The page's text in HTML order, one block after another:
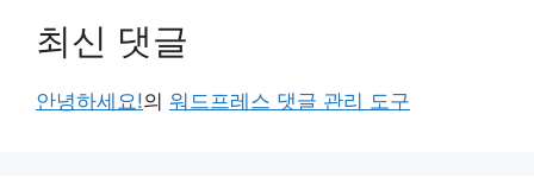
최신 댓글
안녕하세요!의 워드프레스 댓글 관리 도구